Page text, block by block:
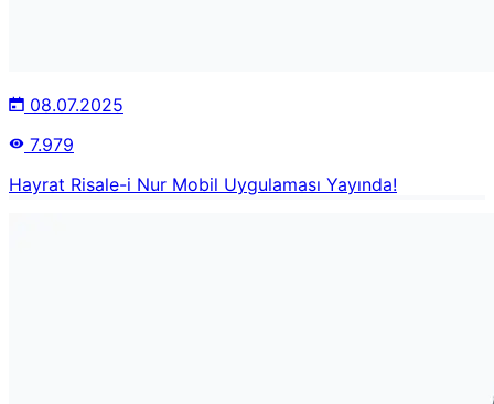
08.07.2025
7.979
Hayrat Risale-i Nur Mobil Uygulaması Yayında!